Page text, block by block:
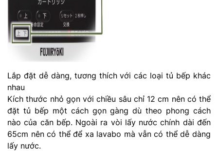
Lắp đặt dễ dàng, tương thích với các loại tủ bếp khác
nhau
Kích thước nhỏ gọn với chiều sâu chỉ 12 cm nên có thể
đặt tủ bếp một cách gọn gàng dù theo phong cách
nào của căn bếp. Ngoài ra vòi lấy nước chính dài đến
65cm nên có thể để xa lavabo mà vẫn có thể dễ dàng
lấy nước.